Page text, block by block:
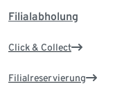
Filialabholung
Click & Collect
Filialreservierung